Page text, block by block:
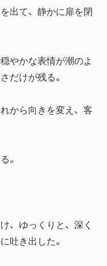
出て、静かに扉を閉
やかな表情が潮のよ
だけが残る。
から向きを変え、客
。
、ゆっくりと、深く
吐き出した。